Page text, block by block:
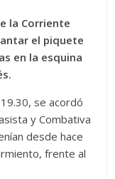
la Corriente
el piquete
en la esquina
se acordó
y Combativa
desde hace
frente al